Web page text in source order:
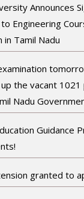
Announces
Engineering
in Tamil Nadu
the vacant
Nadu
Guidance
granted to